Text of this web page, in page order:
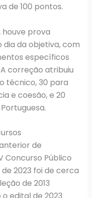
de 100 pontos.
houve prova
dia da objetiva, com
específicos
correção atribuiu
técnico, 30 para
e coesão, e 20
de
Concurso Público
2023 foi de cerca
de 2013